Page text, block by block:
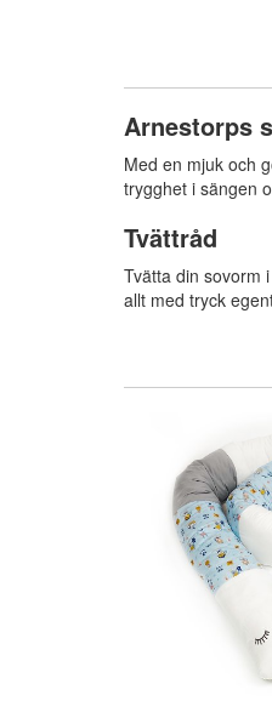
Arnestorps
Med en mjuk och
trygghet i sängen
Tvättråd
Tvätta din sovorm
allt med tryck